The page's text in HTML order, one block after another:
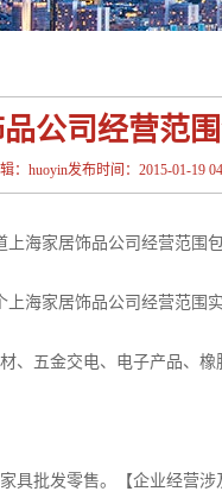
公司经营范
：huoyin发布时间：2015-01-19
海家居饰品公司经营范
海家居饰品公司经营范围
、五金交电、电子产品、
具批发零售。【企业经营涉